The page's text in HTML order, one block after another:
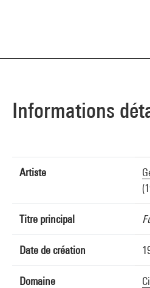
Informations
Artiste
Titre principal
Date de création
Domaine